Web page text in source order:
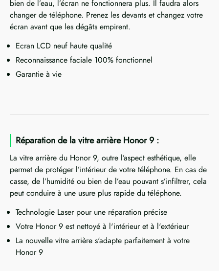
bien de l’eau, l’écran ne fonctionnera plus. Il faudra alors
changer de téléphone. Prenez les devants et changez votre
écran avant que les dégâts empirent.
Ecran LCD neuf haute qualité
Reconnaissance faciale 100% fonctionnel
Garantie à vie
Réparation de la vitre arrière Honor 9 :
La vitre arrière du Honor 9, outre l’aspect esthétique, elle
permet de protéger l’intérieur de votre téléphone. En cas de
casse, de l’humidité ou bien de l’eau pouvant s’infiltrer, cela
peut conduire à une usure plus rapide du téléphone.
Technologie Laser pour une réparation précise
Votre Honor 9 est nettoyé à l'intérieur et à l'extérieur
La nouvelle vitre arrière s'adapte parfaitement à votre
Honor 9